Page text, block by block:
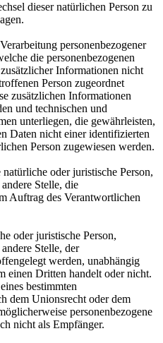
dieser natürlichen Person zu
personenbezogener
die personenbezogenen
Informationen nicht
Person zugeordnet
zusätzlichen Informationen
und technischen und
unterliegen, die gewährleisten,
Daten nicht einer identifizierten
Person zugewiesen werden.
oder juristische Person,
Stelle, die
Auftrag des Verantwortlichen
oder juristische Person,
Stelle, der
werden, unabhängig
einen Dritten handelt oder nicht.
bestimmten
dem Unionsrecht oder dem
personenbezogene
nicht als Empfänger.